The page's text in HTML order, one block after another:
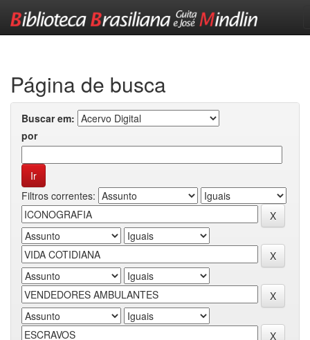
Página de busca
Buscar em:
por
Filtros correntes: